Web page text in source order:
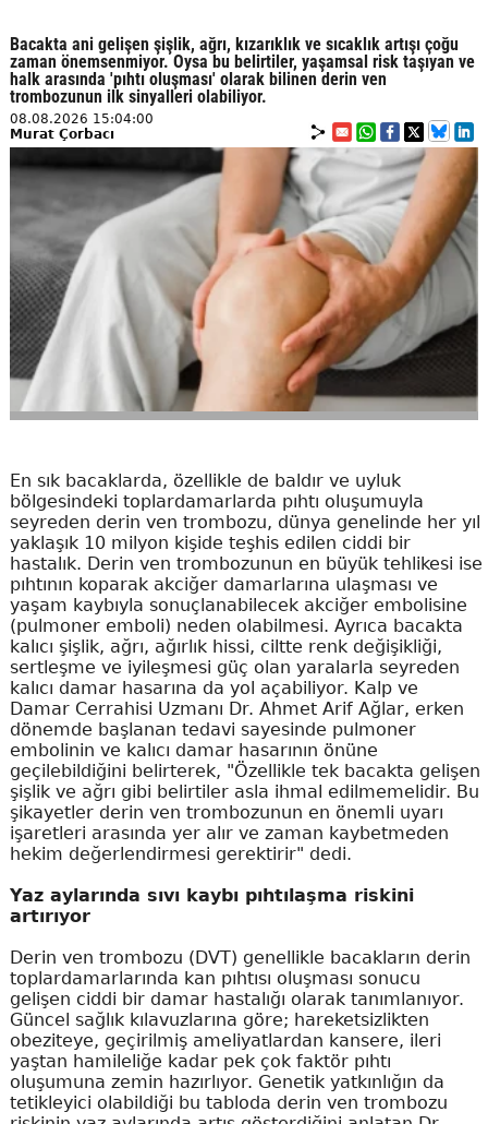
Bacakta ani gelişen şişlik, ağrı, kızarıklık ve sıcaklık artışı çoğu
zaman önemsenmiyor. Oysa bu belirtiler, yaşamsal risk taşıyan ve
halk arasında 'pıhtı oluşması' olarak bilinen derin ven
trombozunun ilk sinyalleri olabiliyor.
08.08.2026 15:04:00
Murat Çorbacı
En sık bacaklarda, özellikle de baldır ve uyluk
bölgesindeki toplardamarlarda pıhtı oluşumuyla
seyreden derin ven trombozu, dünya genelinde her yıl
yaklaşık 10 milyon kişide teşhis edilen ciddi bir
hastalık. Derin ven trombozunun en büyük tehlikesi ise
pıhtının koparak akciğer damarlarına ulaşması ve
yaşam kaybıyla sonuçlanabilecek akciğer embolisine
(pulmoner emboli) neden olabilmesi. Ayrıca bacakta
kalıcı şişlik, ağrı, ağırlık hissi, ciltte renk değişikliği,
sertleşme ve iyileşmesi güç olan yaralarla seyreden
kalıcı damar hasarına da yol açabiliyor. Kalp ve
Damar Cerrahisi Uzmanı Dr. Ahmet Arif Ağlar, erken
dönemde başlanan tedavi sayesinde pulmoner
embolinin ve kalıcı damar hasarının önüne
geçilebildiğini belirterek, "Özellikle tek bacakta gelişen
şişlik ve ağrı gibi belirtiler asla ihmal edilmemelidir. Bu
şikayetler derin ven trombozunun en önemli uyarı
işaretleri arasında yer alır ve zaman kaybetmeden
hekim değerlendirmesi gerektirir" dedi.
Yaz aylarında sıvı kaybı pıhtılaşma riskini
artırıyor
Derin ven trombozu (DVT) genellikle bacakların derin
toplardamarlarında kan pıhtısı oluşması sonucu
gelişen ciddi bir damar hastalığı olarak tanımlanıyor.
Güncel sağlık kılavuzlarına göre; hareketsizlikten
obeziteye, geçirilmiş ameliyatlardan kansere, ileri
yaştan hamileliğe kadar pek çok faktör pıhtı
oluşumuna zemin hazırlıyor. Genetik yatkınlığın da
tetikleyici olabildiği bu tabloda derin ven trombozu